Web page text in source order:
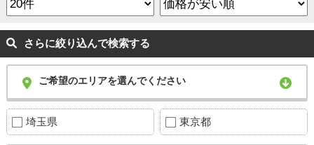
さらに絞り込んで検索する
ご希望のエリアを選んでください
埼玉県 東京都